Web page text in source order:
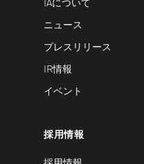
IAについて
ニュース
プレスリリース
IR情報
イベント
採用情報